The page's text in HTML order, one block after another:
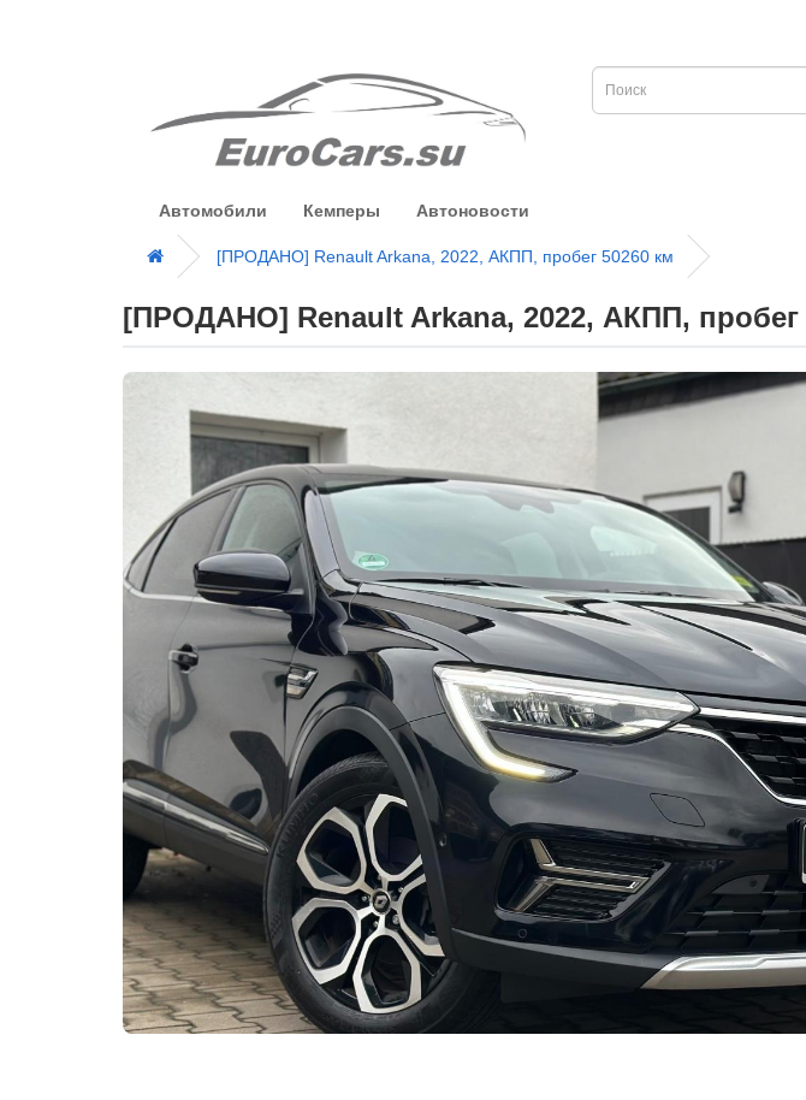
Автомобили Кемперы Автоновости
[ПРОДАНО] Renault Arkana, 2022, АКПП, пробег 50260 км
[ПРОДАНО] Renault Arkana, 2022, АКПП, пробег